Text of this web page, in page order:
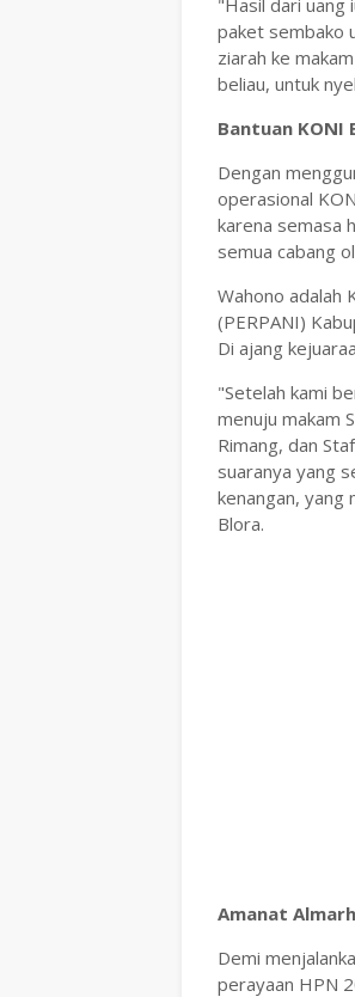
"Hasil dari uang
paket sembako
ziarah ke
beliau, untuk
Bantuan KONI
Dengan
operasional
karena semasa
semua cabang
Wahono adalah
(PERPANI)
Di ajang
"Setelah kami
menuju makam
Rimang, dan
suaranya yang
kenangan, yang
Blora.
Amanat
Demi
perayaan HPN